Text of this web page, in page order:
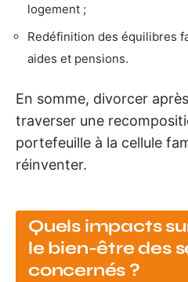
logement ;
Redéfinition des équilibres
aides et pensions.
En somme, divorcer
traverser une
portefeuille à la cellule
réinventer.
Quels impacts
le bien-être des
concernés ?